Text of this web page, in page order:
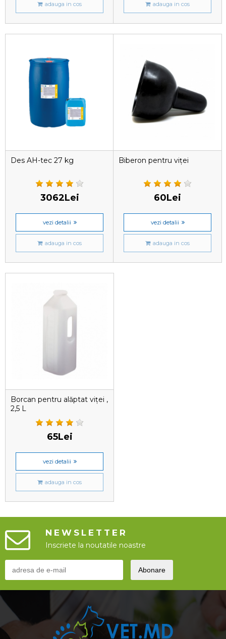
adauga in cos adauga in cos
Des AH-tec 27 kg
3062Lei
vezi detalii
adauga in cos
Biberon pentru viței
60Lei
vezi detalii
adauga in cos
Borcan pentru alăptat viței ,
2,5 L
65Lei
vezi detalii
adauga in cos
NEWSLETTER
Inscriete la noutatile noastre